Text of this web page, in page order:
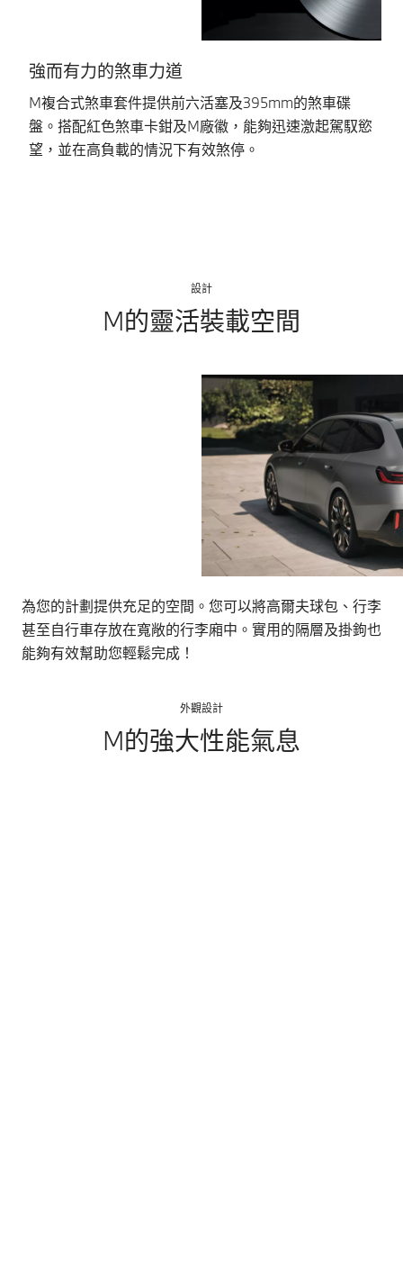
強而有力的煞車力道
M複合式煞車套件提供前六活塞及395mm的煞車碟
盤。搭配紅色煞車卡鉗及M廠徽，能夠迅速激起駕馭慾
望，並在高負載的情況下有效煞停。
設計
M的靈活裝載空間
為您的計劃提供充足的空間。您可以將高爾夫球包、行李
甚至自行車存放在寬敞的行李廂中。實用的隔層及掛鉤也
能夠有效幫助您輕鬆完成！
外觀設計
M的強大性能氣息